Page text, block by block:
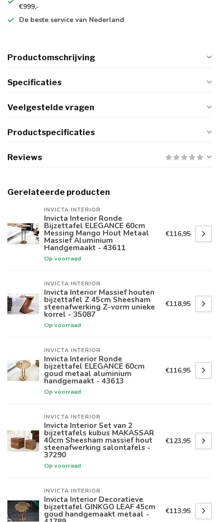
€999,-
De beste service van Nederland
Productomschrijving
Specificaties
Veelgestelde vragen
Productspecificaties
Reviews
Gerelateerde producten
INVICTA INTERIOR
Invicta Interior Ronde
Bijzettafel ELEGANCE 60cm
Messing Mango Hout Metaal
Massief Aluminium
Handgemaakt - 43611
Op voorraad
€116,95
INVICTA INTERIOR
Invicta Interior Massief houten
bijzettafel Z 45cm Sheesham
steenafwerking Z-vorm unieke
korrel - 35087
Op voorraad
€118,95
INVICTA INTERIOR
Invicta Interior Ronde
bijzettafel ELEGANCE 60cm
goud metaal aluminium
handgemaakt - 43613
Op voorraad
€116,95
INVICTA INTERIOR
Invicta Interior Set van 2
bijzettafels kubus MAKASSAR
40cm Sheesham massief hout
steenafwerking salontafels -
37290
Op voorraad
€123,95
INVICTA INTERIOR
Invicta Interior Decoratieve
bijzettafel GINKGO LEAF 45cm
goud handgemaakt metaal - €113,95